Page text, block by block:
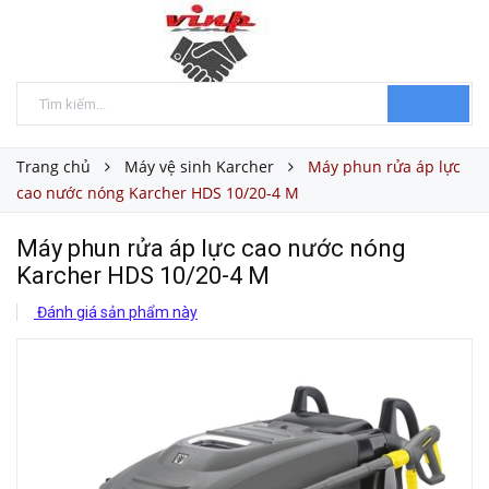
Trang chủ Máy vệ sinh Karcher
Máy phun rửa áp lực
cao nước nóng Karcher HDS 10/20-4 M
Máy phun rửa áp lực cao nước nóng
Karcher HDS 10/20-4 M
Đánh giá sản phẩm này